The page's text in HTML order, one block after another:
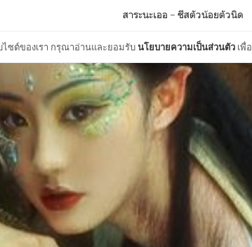
ไซต์ของเรา กรุณาอ่านและยอมรับนโยบายความเป็นส่วนตัว เพื่
สาระนะเออ – ชีสตัวน้อยตัวนิด